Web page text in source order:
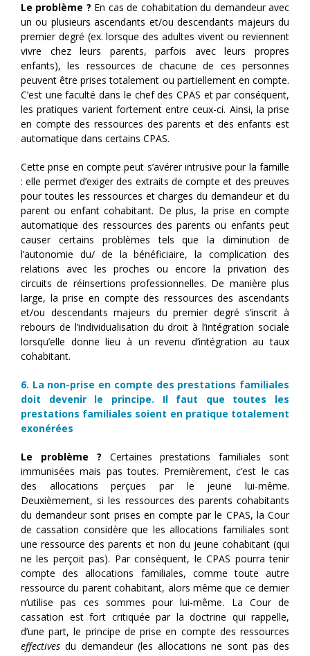
Le problème ? En cas de cohabitation du demandeur avec
un ou plusieurs ascendants et/ou descendants majeurs du
premier degré (ex. lorsque des adultes vivent ou reviennent
vivre chez leurs parents, parfois avec leurs propres
enfants), les ressources de chacune de ces personnes
peuvent être prises totalement ou partiellement en compte.
C’est une faculté dans le chef des CPAS et par conséquent,
les pratiques varient fortement entre ceux-ci. Ainsi, la prise
en compte des ressources des parents et des enfants est
automatique dans certains CPAS.
Cette prise en compte peut s’avérer intrusive pour la famille
: elle permet d’exiger des extraits de compte et des preuves
pour toutes les ressources et charges du demandeur et du
parent ou enfant cohabitant. De plus, la prise en compte
automatique des ressources des parents ou enfants peut
causer certains problèmes tels que la diminution de
l’autonomie du/ de la bénéficiaire, la complication des
relations avec les proches ou encore la privation des
circuits de réinsertions professionnelles. De manière plus
large, la prise en compte des ressources des ascendants
et/ou descendants majeurs du premier degré s’inscrit à
rebours de l’individualisation du droit à l’intégration sociale
lorsqu’elle donne lieu à un revenu d’intégration au taux
cohabitant.
6. La non-prise en compte des prestations familiales
doit devenir le principe. Il faut que toutes les
prestations familiales soient en pratique totalement
exonérées
Le problème ? Certaines prestations familiales sont
immunisées mais pas toutes. Premièrement, c’est le cas
des allocations perçues par le jeune lui-même.
Deuxièmement, si les ressources des parents cohabitants
du demandeur sont prises en compte par le CPAS, la Cour
de cassation considère que les allocations familiales sont
une ressource des parents et non du jeune cohabitant (qui
ne les perçoit pas). Par conséquent, le CPAS pourra tenir
compte des allocations familiales, comme toute autre
ressource du parent cohabitant, alors même que ce dernier
n’utilise pas ces sommes pour lui-même. La Cour de
cassation est fort critiquée par la doctrine qui rappelle,
d’une part, le principe de prise en compte des ressources
effectivesdu demandeur (les allocations ne sont pas des